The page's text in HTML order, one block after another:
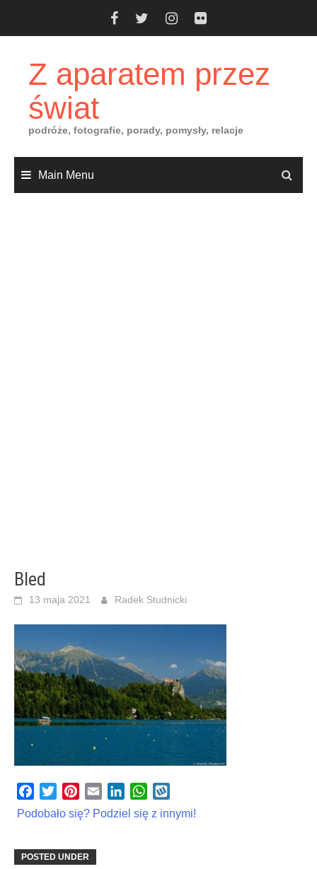
Z aparatem przez
świat
podróże, fotografie, porady, pomysły, relacje
Main Menu
Bled
13 maja 2021 Radek Studnicki
Facebook
TwitterPinterest
Email LinkedInWhatsApp
Podobało się? Podziel się z innymi!
POSTED UNDER